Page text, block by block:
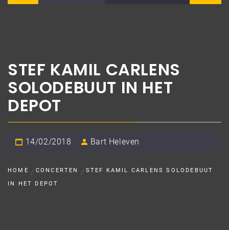
STEF KAMIL CARLENS
SOLODEBUUT IN HET
DEPOT
14/02/2018 Bart Heleven
HOME CONCERTEN
STEF KAMIL CARLENS SOLODEBUUT
IN HET DEPOT